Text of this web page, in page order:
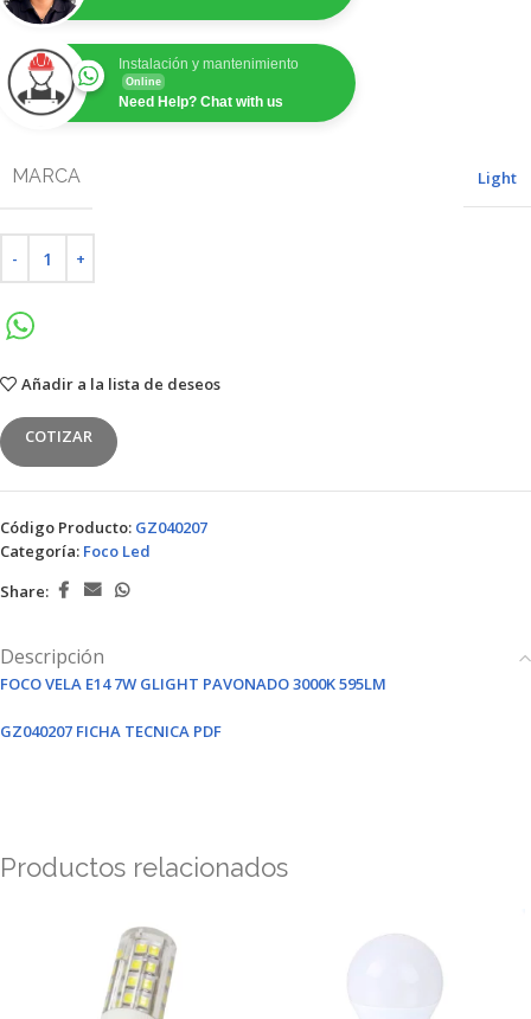
Instalación y mantenimiento
Online
Need Help? Chat with us
MARCA Light
Añadir a la lista de deseos
COTIZAR
Código Producto: GZ040207
Categoría: Foco Led
Share:
Descripción
FOCO VELA E14 7W GLIGHT PAVONADO 3000K 595LM
GZ040207 FICHA TECNICA PDF
Productos relacionados